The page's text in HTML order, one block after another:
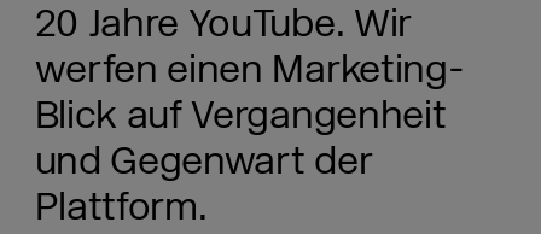
20 Jahre YouTube. Wir
werfen einen Marketing-
Blick auf Vergangenheit
und Gegenwart der
Plattform.